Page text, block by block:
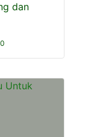
dan